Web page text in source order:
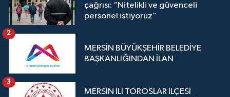
çağrısı: “Nitelikli ve güvenceli
personel istiyoruz”
MERSİN BÜYÜKŞEHİR BELEDİYE
BAŞKANLIĞINDAN İLAN
2
MERSİN İLİ TOROSLAR İLÇESİ
3